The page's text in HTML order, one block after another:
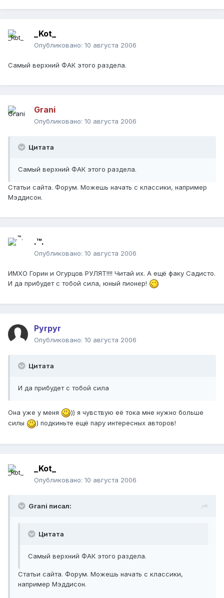
_Kot_
Опубликовано: 10 августа 2006
Самый верхний ФАК этого раздела.
Grani
Опубликовано: 10 августа 2006
Цитата
Самый верхний ФАК этого раздела.
Статьи сайта. Форум. Можешь начать с классики, например
Мэддисон.
.™.
Опубликовано: 10 августа 2006
ИМХО Горин и Огурцов РУЛЯТ!!!! Читай их. А ещё факу Садисто.
И да прибудет с тобой сила, юный пионер!
Pyrpyr
Опубликовано: 10 августа 2006
Цитата
И да прибудет с тобой сила
Она уже у меня
)) я чувствую её тока мне нужно больше
силы
) подкиньте ещё пару интересных авторов!
_Kot_
Опубликовано: 10 августа 2006
Grani писал:
Цитата
Самый верхний ФАК этого раздела.
Статьи сайта. Форум. Можешь начать с классики,
например Мэддисон.